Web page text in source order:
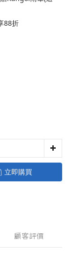
88折
立即購買
顧客評價